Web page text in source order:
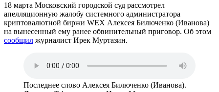
18 марта Московский городской суд рассмотрел
апелляционную жалобу системного администратора
криптовалютной биржи WEX Алексея Билюченко (Иванова)
на вынесенный ему ранее обвинительный приговор. Об этом
сообщил журналист Ирек Муртазин.
Последнее слово Алексея Билюченко (Иванова).